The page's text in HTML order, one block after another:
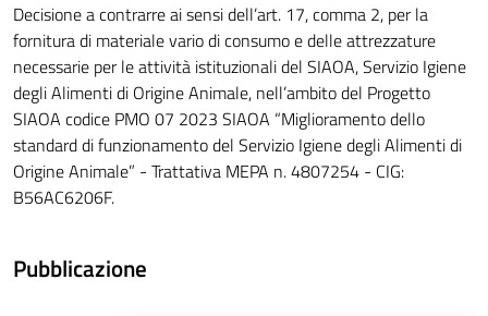
Decisione a contrarre ai sensi dell’art. 17, comma 2, per la
fornitura di materiale vario di consumo e delle attrezzature
necessarie per le attività istituzionali del SIAOA, Servizio Igiene
degli Alimenti di Origine Animale, nell’ambito del Progetto
SIAOA codice PMO 07 2023 SIAOA “Miglioramento dello
standard di funzionamento del Servizio Igiene degli Alimenti di
Origine Animale” - Trattativa MEPA n. 4807254 - CIG:
B56AC6206F.
Pubblicazione